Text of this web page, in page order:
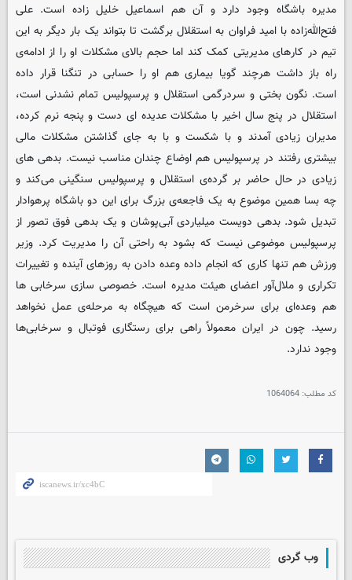
مدیره باشگاه وجود دارد و آن هم اسماعیل خلیل زاده است. علی
فتح‌الله‌زاده با امید فراوان به استقلال برگشت تا بتواند یک بار دیگر به این
تیم در کارهای مدیریتی کمک کند اما حجم بالای مشکلات او را از ادامه‌ی
راه باز داشت هرچند گویا بیماری هم او را حسابی در تنگنا قرار داده
است. نگون بختی و سردرگمی استقلال و پرسپولیس تمام نشدنی است،
استقلال در پنج سال اخیر با مشکلات عدیده ای دست و پنجه نرم کرده،
مدیران زیادی آمدند و با شکست و با به جای گذاشتن مشکلات مالی
بیشتری رفتند در پرسپولیس هم اوضاع چندان مناسب نیست. بدهی های
زیادی در حال حاضر بر گرده‌‌ی استقلال و پرسپولیس سنگینی می‌کند و
چه بسا همین موضوع به یک فاجعه‌ی بزرگ برای این دو باشگاه پرهوادار
تبدیل شود. بدهی دویست میلیاردی آبی‌پوشان و یک بدهی فوق تصور از
پرسپولیس موضوعی نیست که بشود به راحتی آن را مدیریت کرد. وزیر
ورزش هم تنها کاری که انجام داده وعده دادن به روزهای آینده و تغییرات
تکراری و ملال‌آور اعضای هیئت مدیره است. خصوصی سازی سرخابی ها
هم وعده‌ای برای سرخرمن است که هیچگاه به مرحله‌ی عمل نخواهد
رسید. چون در ایران معمولاً راهی برای رستگاری فوتبال و سرخابی‌ها
وجود ندارد.
کد مطلب: 1064064
وب گردی